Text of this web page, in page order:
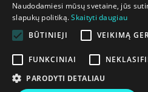
Naudodamiesi mūsų svetaine, jūs
slapukų politiką.Skaityti daugiau
BŪTINIEJI
VEIKIMĄ
FUNKCINIAI
PARODYTI DETALIAU